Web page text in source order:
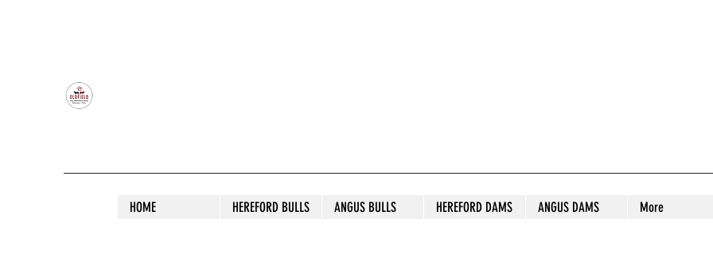
HOME HEREFORD BULLS ANGUS BULLS HEREFORD DAMS ANGUS DAMS More